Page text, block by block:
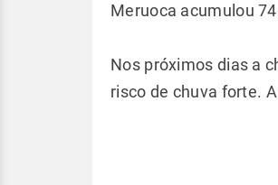
Meruoca acumulou
Nos próximos dias a
risco de chuva forte.